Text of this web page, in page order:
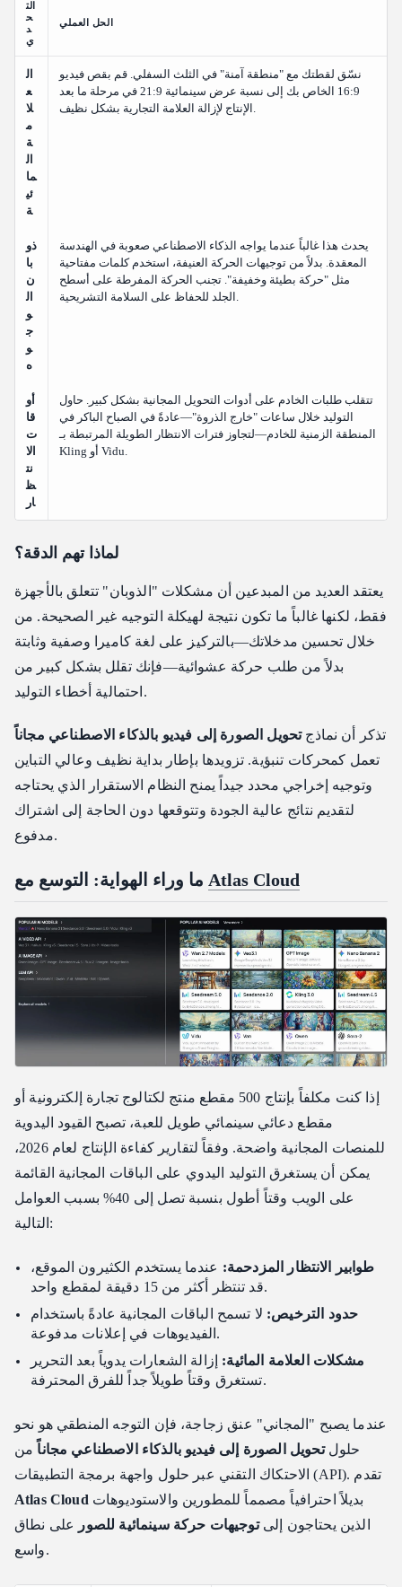
الت
ح
د
ي
الحل العملي
ال
ع
لا
م
ة
ال
ما
ئي
ة
نسّق لقطتك مع "منطقة آمنة" في الثلث السفلي. قم بقص فيديو
16:9 الخاص بك إلى نسبة عرض سينمائية 21:9 في مرحلة ما بعد
ذو
با
ن
ال
و
ج
و
ه
يحدث هذا غالباً عندما يواجه الذكاء الاصطناعي صعوبة في الهندسة
المعقدة. بدلاً من توجيهات الحركة العنيفة، استخدم كلمات مفتاحية
مثل "حركة بطيئة وخفيفة". تجنب الحركة المفرطة على أسطح
أو
قا
ت
الا
نت
ظ
ار
تتقلب طلبات الخادم على أدوات التحويل المجانية بشكل كبير. حاول
التوليد خلال ساعات "خارج الذروة"—عادةً في الصباح الباكر في
المنطقة الزمنية للخادم—لتجاوز فترات الانتظار الطويلة المرتبطة بـ
Kling أو Vidu.
لماذا تهم الدقة؟
يعتقد العديد من المبدعين أن مشكلات "الذوبان" تتعلق بالأجهزة
فقط، لكنها غالباً ما تكون نتيجة لهيكلة التوجيه غير الصحيحة. من
خلال تحسين مدخلاتك—بالتركيز على لغة كاميرا وصفية وثابتة
بدلاً من طلب حركة عشوائية—فإنك تقلل بشكل كبير من
احتمالية أخطاء التوليد.
تذكر أن نماذجتحويل الصورة إلى فيديو بالذكاء الاصطناعي مجاناً
تعمل كمحركات تنبؤية. تزويدها بإطار بداية نظيف وعالي التباين
وتوجيه إخراجي محدد جيداً يمنح النظام الاستقرار الذي يحتاجه
لتقديم نتائج عالية الجودة وتتوقعها دون الحاجة إلى اشتراك
مدفوع.
Atlas Cloud
إذا كنت مكلفاً بإنتاج 500 مقطع منتج لكتالوج تجارة إلكترونية أو
مقطع دعائي سينمائي طويل للعبة، تصبح القيود اليدوية
للمنصات المجانية واضحة. وفقاً لتقارير كفاءة الإنتاج لعام 2026،
يمكن أن يستغرق التوليد اليدوي على الباقات المجانية القائمة
على الويب وقتاً أطول بنسبة تصل إلى 40% بسبب العوامل
التالية:
طوابير الانتظار المزدحمة: عندما يستخدم الكثيرون الموقع،
قد تنتظر أكثر من 15 دقيقة لمقطع واحد.
حدود الترخيص: لا تسمح الباقات المجانية عادةً باستخدام
الفيديوهات في إعلانات مدفوعة.
مشكلات العلامة المائية: إزالة الشعارات يدوياً بعد التحرير
تستغرق وقتاً طويلاً جداً للفرق المحترفة.
عندما يصبح "المجاني" عنق زجاجة، فإن التوجه المنطقي هو نحو
حلولتحويل الصورة إلى فيديو بالذكاء الاصطناعي مجاناً من
الاحتكاك التقني عبر حلول واجهة برمجة التطبيقات (API). تقدم
Atlas Cloud
الذين يحتاجون إلىتوجيهات حركة سينمائية للصور
على نطاق
واسع.